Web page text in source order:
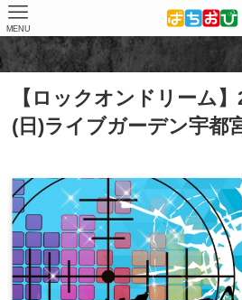
MENU
ホーム 店舗（結果） ライブガーデン宇都宮桜店
【ロックオンドリーム
(日)ライブガーデン宇都